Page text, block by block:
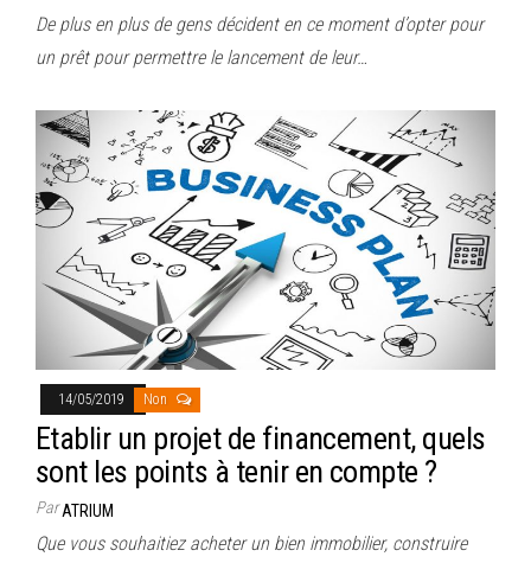
De plus en plus de gens décident en ce moment d’opter pour
un prêt pour permettre le lancement de leur…
14/05/2019 Non
Etablir un projet de financement, quels
sont les points à tenir en compte ?
ParATRIUM
Que vous souhaitiez acheter un bien immobilier, construire